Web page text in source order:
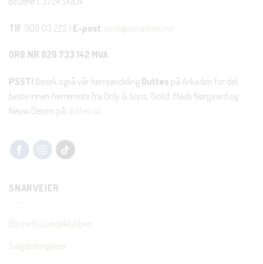
Tlf: 908 03 222 | E-post: post@noraskien.no
ORG.NR 820 733 142 MVA
PSST! Besøk også vår herreavdeling Duttes på Arkaden for det
beste innen herremote fra Only & Sons, !Solid, Mads Nørgaard og
Neuw Denim på duttes.no
SNARVEIER
Bli med i kundeklubben
Salgsbetingelser